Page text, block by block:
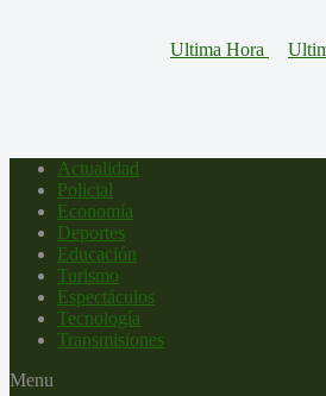
Actualidad
Policial
Economía
Deportes
Educación
Turismo
Espectáculos
Tecnología
Transmisiones
Menu